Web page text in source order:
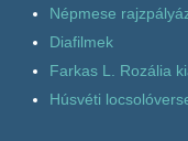
Népmese
Diafilmek
Farkas L. Rozália
Húsvéti